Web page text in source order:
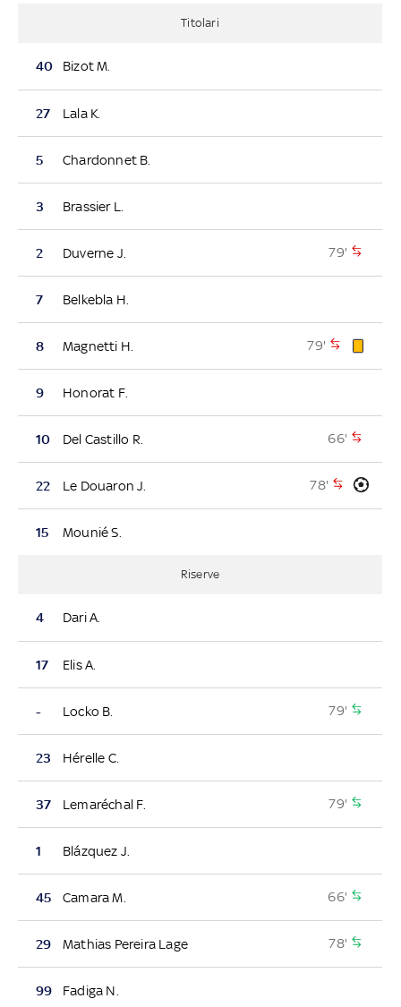
Titolari
40 Bizot M.
27 Lala K.
5 Chardonnet B.
3 Brassier L.
2 Duverne J. 79'
7 Belkebla H.
8 Magnetti H. 79'
9 Honorat F.
10 Del Castillo R. 66'
22 Le Douaron J. 78'
15 Mounié S.
Riserve
4 Dari A.
17 Elis A.
- Locko B. 79'
23 Hérelle C.
37 Lemaréchal F. 79'
1 Blázquez J.
45 Camara M. 66'
29 Mathias Pereira Lage 78'
99 Fadiga N.